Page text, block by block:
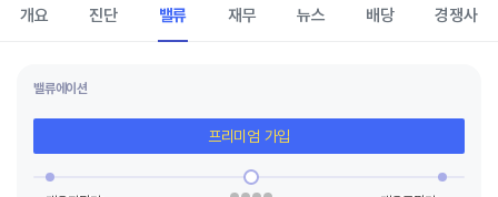
개요 진단 밸류 재무 뉴스 배당 경쟁사
밸류에이션
프리미엄 가입